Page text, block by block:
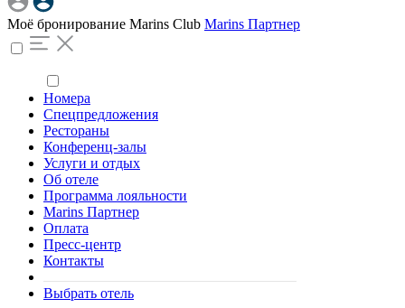
Моё бронирование Marins Club Marins Партнер
Номера
Спецпредложения
Рестораны
Конференц-залы
Услуги и отдых
Об отеле
Программа лояльности
Marins Партнер
Оплата
Пресс-центр
Контакты
Выбрать отель